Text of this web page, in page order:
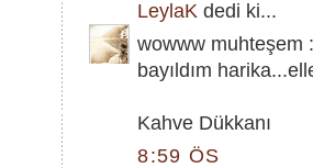
LeylaK dedi ki...
wowww muhteşem
bayıldım
Kahve Dükkanı
8:59 ÖS